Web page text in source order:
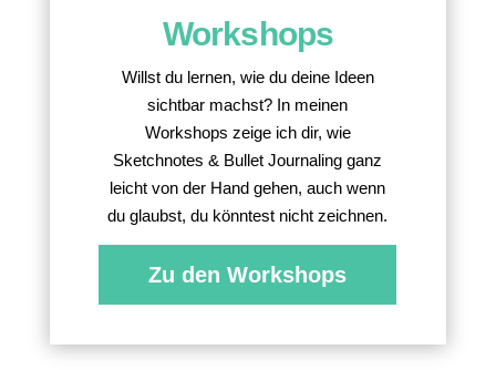
Workshops
Willst du lernen, wie du deine Ideen
sichtbar machst? In meinen
Workshops zeige ich dir, wie
Sketchnotes & Bullet Journaling ganz
leicht von der Hand gehen, auch wenn
du glaubst, du könntest nicht zeichnen.
Zu den Workshops